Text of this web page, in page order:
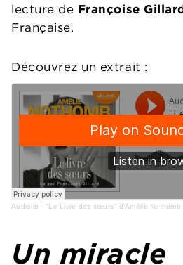
lecture de Françoise
Française.
Découvrez un extrait :
Audiolib · "Le Livre des sœurs" d'Amélie Nothomb
Un miracle